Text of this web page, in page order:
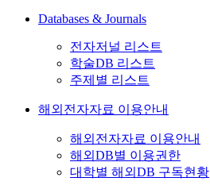
Databases & Journals
전자저널 리스트
학술DB 리스트
주제별 리스트
해외전자자료 이용안내
해외전자자료 이용안내
해외DB별 이용권한
대학별 해외DB 구독현황